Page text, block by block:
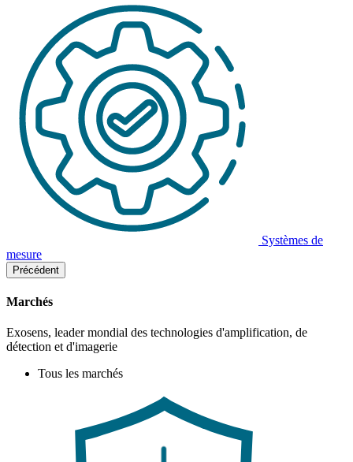
Systèmes de
mesure
Précédent
Marchés
Exosens, leader mondial des technologies d'amplification, de
détection et d'imagerie
Tous les marchés